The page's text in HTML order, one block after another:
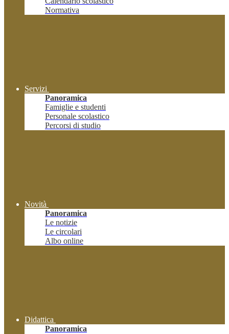
Normativa
Servizi
Panoramica
Famiglie e studenti
Personale scolastico
Percorsi di studio
Novità
Panoramica
Le notizie
Le circolari
Albo online
Didattica
Panoramica